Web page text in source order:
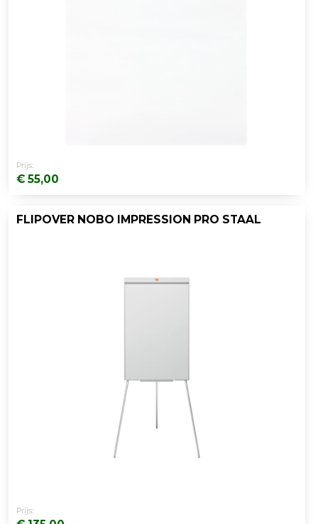
Prijs:
€ 55,00
FLIPOVER NOBO IMPRESSION PRO STAAL
Prijs: